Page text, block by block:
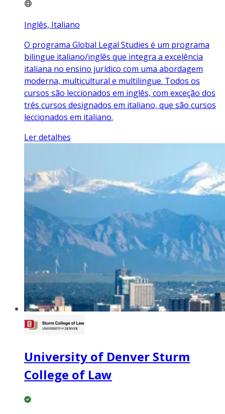
Inglês, Italiano
O programa Global Legal Studies é um programa
bilingue italiano/inglês que integra a excelência
italiana no ensino jurídico com uma abordagem
moderna, multicultural e multilingue. Todos os
cursos são leccionados em inglês, com exceção dos
três cursos designados em italiano, que são cursos
leccionados em italiano.
Ler detalhes
University of Denver Sturm
College of Law